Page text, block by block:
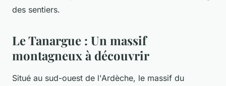
des sentiers.
Le Tanargue : Un massif
montagneux à découvrir
Situé au sud-ouest de l'Ardèche, le massif du